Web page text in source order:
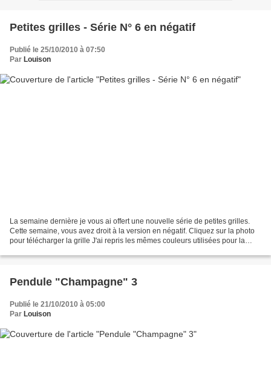
Petites grilles - Série N° 6 en négatif
Publié le 25/10/2010 à 07:50
Par Louison
La semaine dernière je vous ai offert une nouvelle série de petites grilles.
Cette semaine, vous avez droit à la version en négatif. Cliquez sur la photo
pour télécharger la grille J'ai repris les mêmes couleurs utilisées pour la
Pendule "Champagne" 3
Publié le 21/10/2010 à 05:00
Par Louison